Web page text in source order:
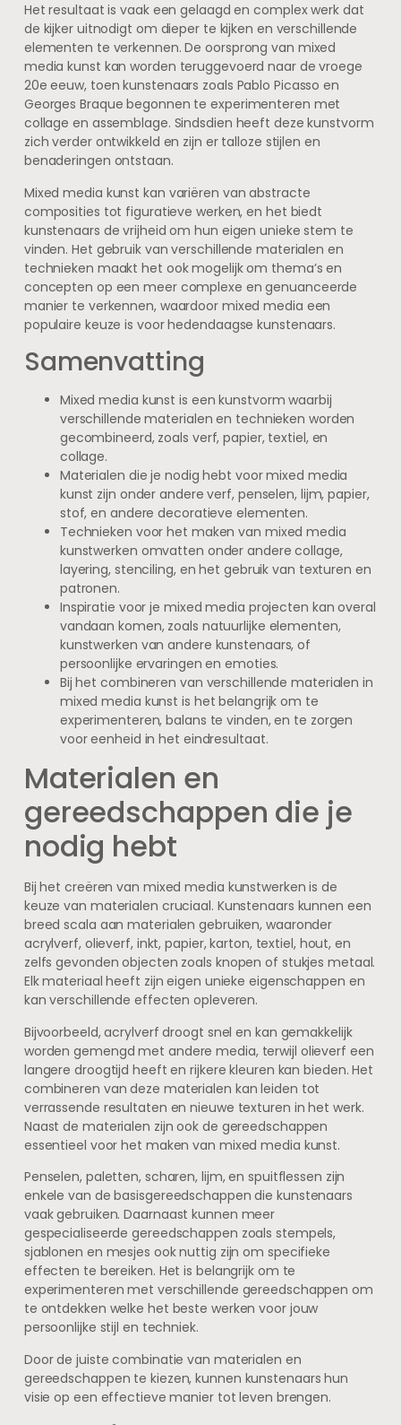
Het resultaat is vaak een gelaagd en complex werk dat
de kijker uitnodigt om dieper te kijken en verschillende
elementen te verkennen. De oorsprong van mixed
media kunst kan worden teruggevoerd naar de vroege
20e eeuw, toen kunstenaars zoals Pablo Picasso en
Georges Braque begonnen te experimenteren met
collage en assemblage. Sindsdien heeft deze kunstvorm
zich verder ontwikkeld en zijn er talloze stijlen en
benaderingen ontstaan.
Mixed media kunst kan variëren van abstracte
composities tot figuratieve werken, en het biedt
kunstenaars de vrijheid om hun eigen unieke stem te
vinden. Het gebruik van verschillende materialen en
technieken maakt het ook mogelijk om thema’s en
concepten op een meer complexe en genuanceerde
manier te verkennen, waardoor mixed media een
populaire keuze is voor hedendaagse kunstenaars.
Samenvatting
Mixed media kunst is een kunstvorm waarbij
verschillende materialen en technieken worden
gecombineerd, zoals verf, papier, textiel, en
collage.
Materialen die je nodig hebt voor mixed media
kunst zijn onder andere verf, penselen, lijm, papier,
stof, en andere decoratieve elementen.
Technieken voor het maken van mixed media
kunstwerken omvatten onder andere collage,
layering, stenciling, en het gebruik van texturen en
patronen.
Inspiratie voor je mixed media projecten kan overal
vandaan komen, zoals natuurlijke elementen,
kunstwerken van andere kunstenaars, of
persoonlijke ervaringen en emoties.
Bij het combineren van verschillende materialen in
mixed media kunst is het belangrijk om te
experimenteren, balans te vinden, en te zorgen
voor eenheid in het eindresultaat.
Materialen en
gereedschappen die je
nodig hebt
Bij het creëren van mixed media kunstwerken is de
keuze van materialen cruciaal. Kunstenaars kunnen een
breed scala aan materialen gebruiken, waaronder
acrylverf, olieverf, inkt, papier, karton, textiel, hout, en
zelfs gevonden objecten zoals knopen of stukjes metaal.
Elk materiaal heeft zijn eigen unieke eigenschappen en
kan verschillende effecten opleveren.
Bijvoorbeeld, acrylverf droogt snel en kan gemakkelijk
worden gemengd met andere media, terwijl olieverf een
langere droogtijd heeft en rijkere kleuren kan bieden. Het
combineren van deze materialen kan leiden tot
verrassende resultaten en nieuwe texturen in het werk.
Naast de materialen zijn ook de gereedschappen
essentieel voor het maken van mixed media kunst.
Penselen, paletten, scharen, lijm, en spuitflessen zijn
enkele van de basisgereedschappen die kunstenaars
vaak gebruiken. Daarnaast kunnen meer
gespecialiseerde gereedschappen zoals stempels,
sjablonen en mesjes ook nuttig zijn om specifieke
effecten te bereiken. Het is belangrijk om te
experimenteren met verschillende gereedschappen om
te ontdekken welke het beste werken voor jouw
persoonlijke stijl en techniek.
Door de juiste combinatie van materialen en
gereedschappen te kiezen, kunnen kunstenaars hun
visie op een effectieve manier tot leven brengen.